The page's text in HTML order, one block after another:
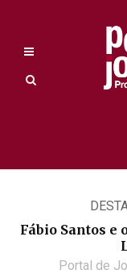
Fábio Santos e
Portal de